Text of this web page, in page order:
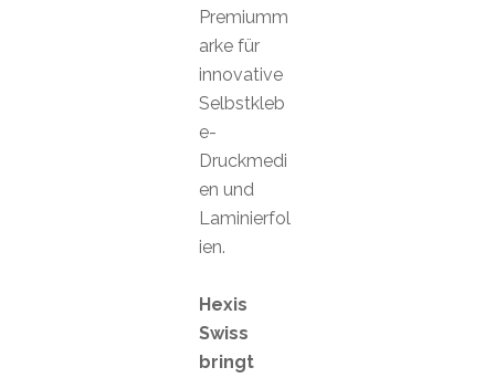
Premiumm
arke für
innovative
Selbstkleb
e-
Druckmedi
en und
Laminierfol
ien.
Hexis
Swiss
bringt